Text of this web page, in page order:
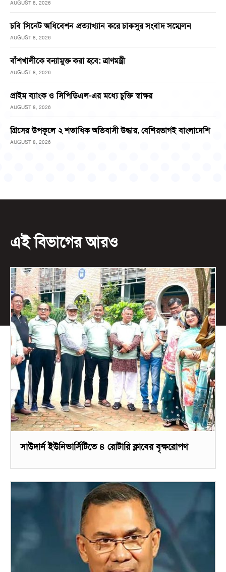
AUGUST 8, 2026
চবি সিনেট অধিবেশন প্রত্যাখ্যান করে চাকসুর সংবাদ সম্মেলন
AUGUST 8, 2026
বাঁশখালীকে বন্যামুক্ত করা হবে: ত্রাণমন্ত্রী
AUGUST 8, 2026
প্রাইম ব্যাংক ও সিপিডিএল-এর মধ্যে চুক্তি স্বাক্ষর
AUGUST 8, 2026
গ্রিসের উপকূলে ২ শতাধিক অভিবাসী উদ্ধার, বেশিরভাগই বাংলাদেশি
AUGUST 8, 2026
এই বিভাগের আরও
সাউদার্ন ইউনিভার্সিটিতে ৪ রোটারি ক্লাবের বৃক্ষরোপণ